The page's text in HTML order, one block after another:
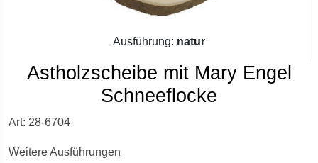
Ausführung: natur
Astholzscheibe mit Mary Engel
Schneeflocke
Art: 28-6704
Weitere Ausführungen